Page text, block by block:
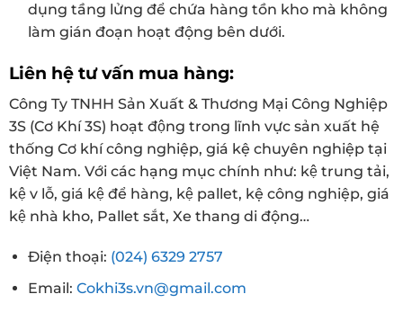
dụng tầng lửng để chứa hàng tồn kho mà không
làm gián đoạn hoạt động bên dưới.
Liên hệ tư vấn mua hàng:
Công Ty TNHH Sản Xuất & Thương Mại Công Nghiệp
3S (Cơ Khí 3S) hoạt động trong lĩnh vực sản xuất hệ
thống Cơ khí công nghiệp, giá kệ chuyên nghiệp tại
Việt Nam. Với các hạng mục chính như: kệ trung tải,
kệ v lỗ, giá kệ để hàng, kệ pallet, kệ công nghiệp, giá
kệ nhà kho, Pallet sắt, Xe thang di động…
Điện thoại: (024) 6329 2757
Email: Cokhi3s.vn@gmail.com